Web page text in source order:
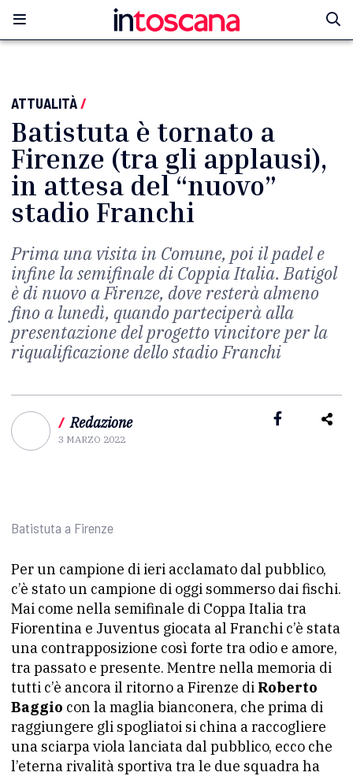
ATTUALITÀ/
Batistuta è tornato a
Firenze (tra gli applausi),
in attesa del “nuovo”
stadio Franchi
Prima una visita in Comune, poi il padel e
infine la semifinale di Coppia Italia. Batigol
è di nuovo a Firenze, dove resterà almeno
fino a lunedì, quando parteciperà alla
presentazione del progetto vincitore per la
riqualificazione dello stadio Franchi
/ Redazione
3 MARZO 2022
Batistuta a Firenze
Per un campione di ieri acclamato dal pubblico,
c’è stato un campione di oggi sommerso dai fischi.
Mai come nella semifinale di Coppa Italia tra
Fiorentina e Juventus giocata al Franchi c’è stata
una contrapposizione così forte tra odio e amore,
tra passato e presente. Mentre nella memoria di
tutti c’è ancora il ritorno a Firenze di Roberto
Baggio con la maglia bianconera, che prima di
raggiungere gli spogliatoi si china a raccogliere
una sciarpa viola lanciata dal pubblico, ecco che
l’eterna rivalità sportiva tra le due squadra ha